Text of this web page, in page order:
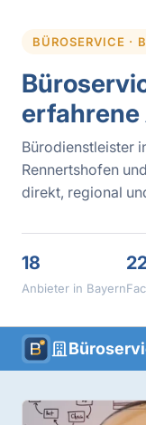
BÜROSERVICE ·
Bürodienstleister
Rennertshofen
direkt, regional
18
Anbieter in Bayern